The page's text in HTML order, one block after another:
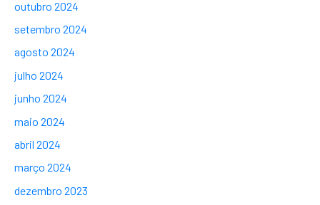
outubro 2024
setembro 2024
agosto 2024
julho 2024
junho 2024
maio 2024
abril 2024
março 2024
dezembro 2023